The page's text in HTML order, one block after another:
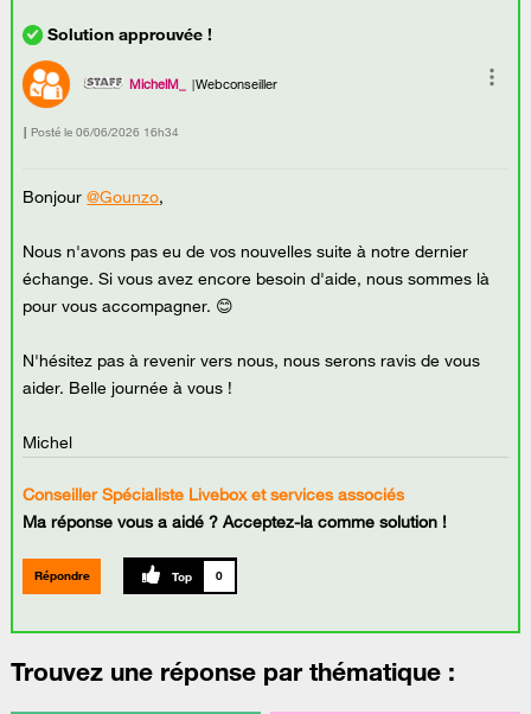
MichelM_ Webconseiller
Posté le ‎06/06/2026 16h34
Bonjour@Gounzo,
Nous n'avons pas eu de vos nouvelles suite à notre dernier
échange. Si vous avez encore besoin d'aide, nous sommes là
pour vous accompagner. 😊
N'hésitez pas à revenir vers nous, nous serons ravis de vous
aider. Belle journée à vous !
Michel
Conseiller Spécialiste Livebox et services associés
Ma réponse vous a aidé ? Acceptez-la comme solution !
Répondre 0
Trouvez une réponse par thématique :